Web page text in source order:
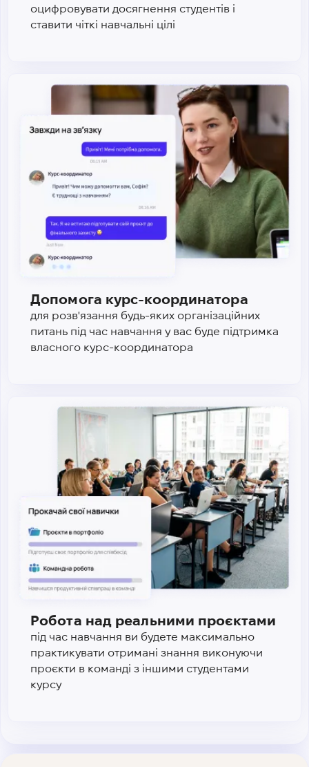
оцифровувати досягнення студентів і
ставити чіткі навчальні цілі
Допомога курс-координатора
для розв'язання будь-яких організаційних
питань під час навчання у вас буде підтримка
власного курс-координатора
Робота над реальними проєктами
під час навчання ви будете максимально
практикувати отримані знання виконуючи
проєкти в команді з іншими студентами
курсу